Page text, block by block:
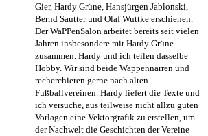
Gier, Hardy Grüne, Hansjürgen Jablonski,
Bernd Sautter und Olaf Wuttke erschienen.
Der WaPPenSalon arbeitet bereits seit vielen
Jahren insbesondere mit Hardy Grüne
zusammen. Hardy und ich teilen dasselbe
Hobby. Wir sind beide Wappennarren und
recherchieren gerne nach alten
Fußballvereinen. Hardy liefert die Texte und
ich versuche, aus teilweise nicht allzu guten
Vorlagen eine Vektorgrafik zu erstellen, um
der Nachwelt die Geschichten der Vereine